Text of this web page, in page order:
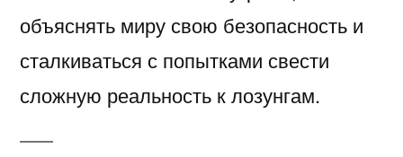
объяснять миру свою безопасность и
сталкиваться с попытками свести
сложную реальность к лозунгам.